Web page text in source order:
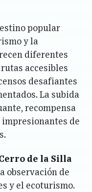
popular
y la
diferentes
accesibles
desafiantes
La subida
recompensa
de
de la Silla
observación de
y el ecoturismo.